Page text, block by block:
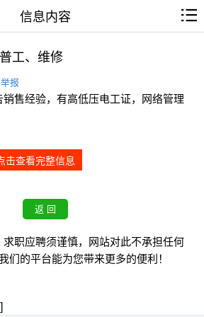
信息内容
工、维修
举报
售经验，有高低压电工证，网络管理
击查看完整信息
职应聘须谨慎，网站对此不承担任何
们的平台能为您带来更多的便利！
]